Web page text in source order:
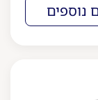
נוספים